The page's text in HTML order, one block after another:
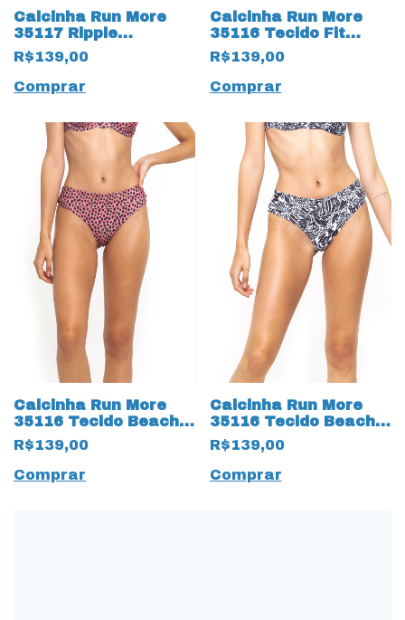
Calcinha Run More
35117 Ripple
Reversível Verde
R$139,00
Comprar
Calcinha Run More
35116 Tecido Fit
Fresh Estampado
Verde
R$139,00
Comprar
Calcinha Run More
35116 Tecido Beach
Sublimado Onça
Preto
R$139,00
Comprar
Calcinha Run More
35116 Tecido Beach
Sublimado Preto
R$139,00
Comprar